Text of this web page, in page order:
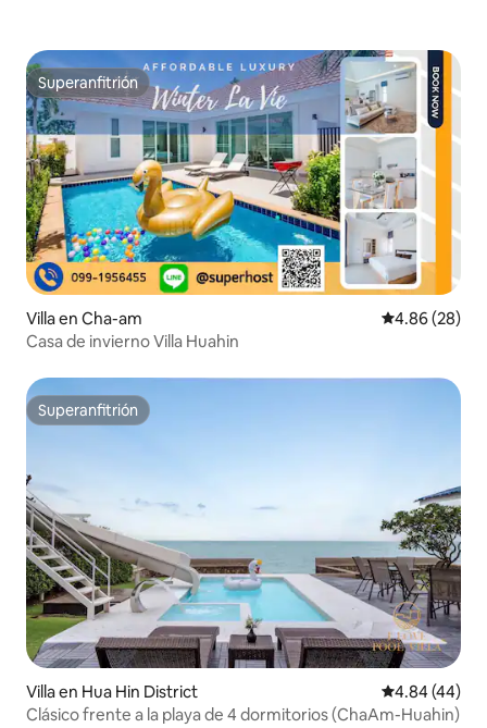
Superanfitrión
Superanfitrión
Villa en Cha-am Calificación
4.86 (28)
Casa de invierno Villa Huahin
Superanfitrión
Superanfitrión
Villa en Hua Hin District Calificación
4.84 (44)
Clásico frente a la playa de 4 dormitorios (ChaAm-Huahin)